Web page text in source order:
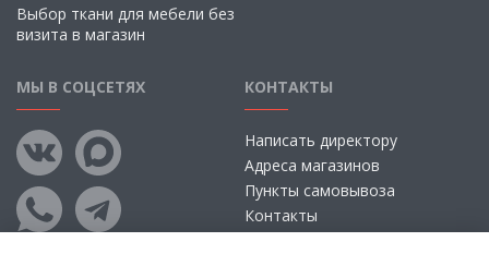
Выбор ткани для мебели без
визита в магазин
МЫ В СОЦСЕТЯХ КОНТАКТЫ
Написать директору
Адреса магазинов
Пункты самовывоза
Контакты